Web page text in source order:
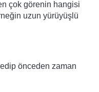
çok görenin hangisi
uzun yürüyüşlü
önceden zaman